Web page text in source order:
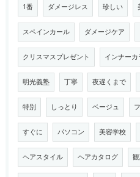
1番 ダメージレス 珍しい
スペインカール ダメージケア
クリスマスプレゼント インナーカ
明光義塾 丁寧 夜遅くまで
特別 しっとり ベージュ
すぐに パソコン 美容学校
ヘアスタイル ヘアカタログ